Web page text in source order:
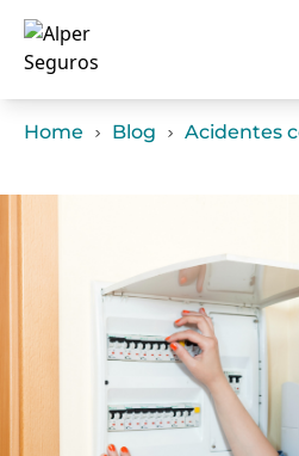
Home Blog Acidentes